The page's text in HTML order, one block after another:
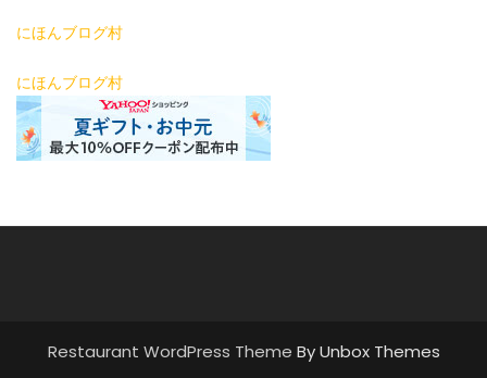
にほんブログ村
にほんブログ村
Restaurant WordPress Theme By Unbox Themes